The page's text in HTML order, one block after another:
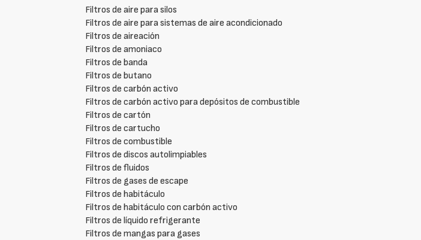
Filtros de aire para silos
Filtros de aire para sistemas de aire acondicionado
Filtros de aireación
Filtros de amoniaco
Filtros de banda
Filtros de butano
Filtros de carbón activo
Filtros de carbón activo para depósitos de combustible
Filtros de cartón
Filtros de cartucho
Filtros de combustible
Filtros de discos autolimpiables
Filtros de fluidos
Filtros de gases de escape
Filtros de habitáculo
Filtros de habitáculo con carbón activo
Filtros de líquido refrigerante
Filtros de mangas para gases